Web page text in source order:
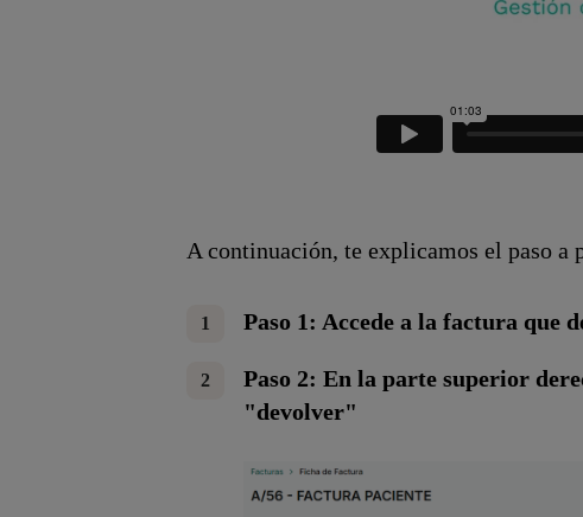
A continuación, te explicamos el paso a
Paso 1: Accede a la factura que
Paso 2: En la parte superior
"devolver"